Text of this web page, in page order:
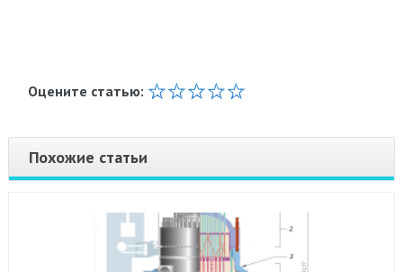
Оцените статью:
Похожие статьи